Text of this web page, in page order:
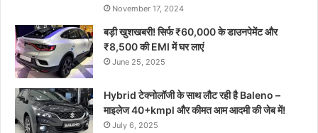
November 17, 2024
बड़ी खुशखबरी! सिर्फ ₹60,000 के डाउनपेमेंट और
₹8,500 की EMI में घर लाएं
June 25, 2025
Hybrid टेक्नोलॉजी के साथ लौट रही है Baleno –
माइलेज 40+kmpl और कीमत आम आदमी की जेब में!
July 6, 2025